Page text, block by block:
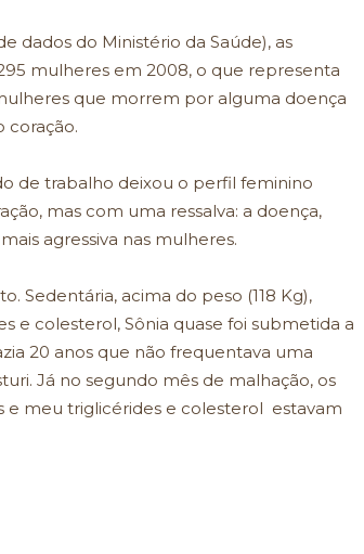
dados do Ministério da Saúde), as
mulheres em 2008, o que representa
que morrem por alguma doença
coração.
de trabalho deixou o perfil feminino
mas com uma ressalva: a doença,
agressiva nas mulheres.
Sedentária, acima do peso (118 Kg),
e colesterol, Sônia quase foi submetida a
20 anos que não frequentava uma
Já no segundo mês de malhação, os
meu triglicérides e colesterol estavam